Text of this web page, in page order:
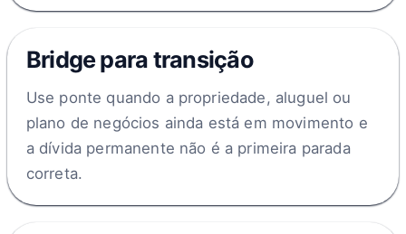
Bridge para transição
Use ponte quando a propriedade, aluguel ou
plano de negócios ainda está em movimento e
a dívida permanente não é a primeira parada
correta.